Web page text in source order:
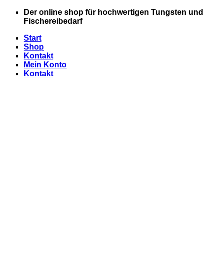
Zum
Der online shop für hochwertigen Tungsten und
Fischereibedarf
Start
Shop
Kontakt
Mein Konto
Kontakt